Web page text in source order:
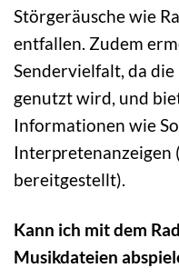
Störgeräusche wie
entfallen. Zudem
Sendervielfalt, da
genutzt wird, und
Informationen wie
Interpretenanzeigen
bereitgestellt).
Kann ich mit dem
Musikdateien